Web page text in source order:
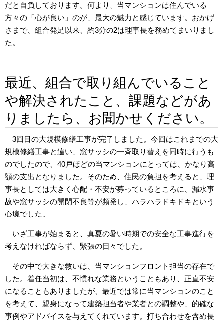
だと自負しております。何より、当マンションは住んでいる
方々の「心が良い」のが、最大の魅力と感じています。おかげ
さまで、組合発足以来、約3分の2は理事長を務めてまいりまし
た。
最近、組合で取り組んでいること
や解決されたこと、課題などがあ
りましたら、お聞かせください。
3回目の大規模修繕工事が完了しました。今回はこれまでの大
規模修繕工事と違い、窓サッシの一斉取り替えを同時に行うも
のでしたので、40戸ほどの当マンションにとっては、かなり高
額の支出となりました。そのため、住民の負担を考えると、理
事長としては大きく心配・不安が募っているところに、漏水事
故や窓サッシの開閉不良等が頻発し、ハラハラドキドキという
心境でした。
いざ工事が始まると、真夏の暑い時期での安全な工事進行を
考えなければならず、緊張の日々でした。
その中で大きな救いは、当マンションフロント担当の存在で
した。着任当初は、不慣れな業務ということもあり、正直不安
になることもありましたが、最近では常に当マンションのこと
を考えて、親身になって建築担当者や業者との調整や、的確な
事例やアドバイスを与えてくれています。打ち合わせを含め長